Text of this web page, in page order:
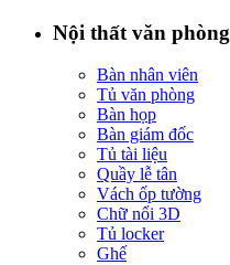
Nội thất văn phòng
Bàn nhân viên
Tủ văn phòng
Bàn họp
Bàn giám đốc
Tủ tài liệu
Quầy lễ tân
Vách ốp tường
Chữ nổi 3D
Tủ locker
Ghế